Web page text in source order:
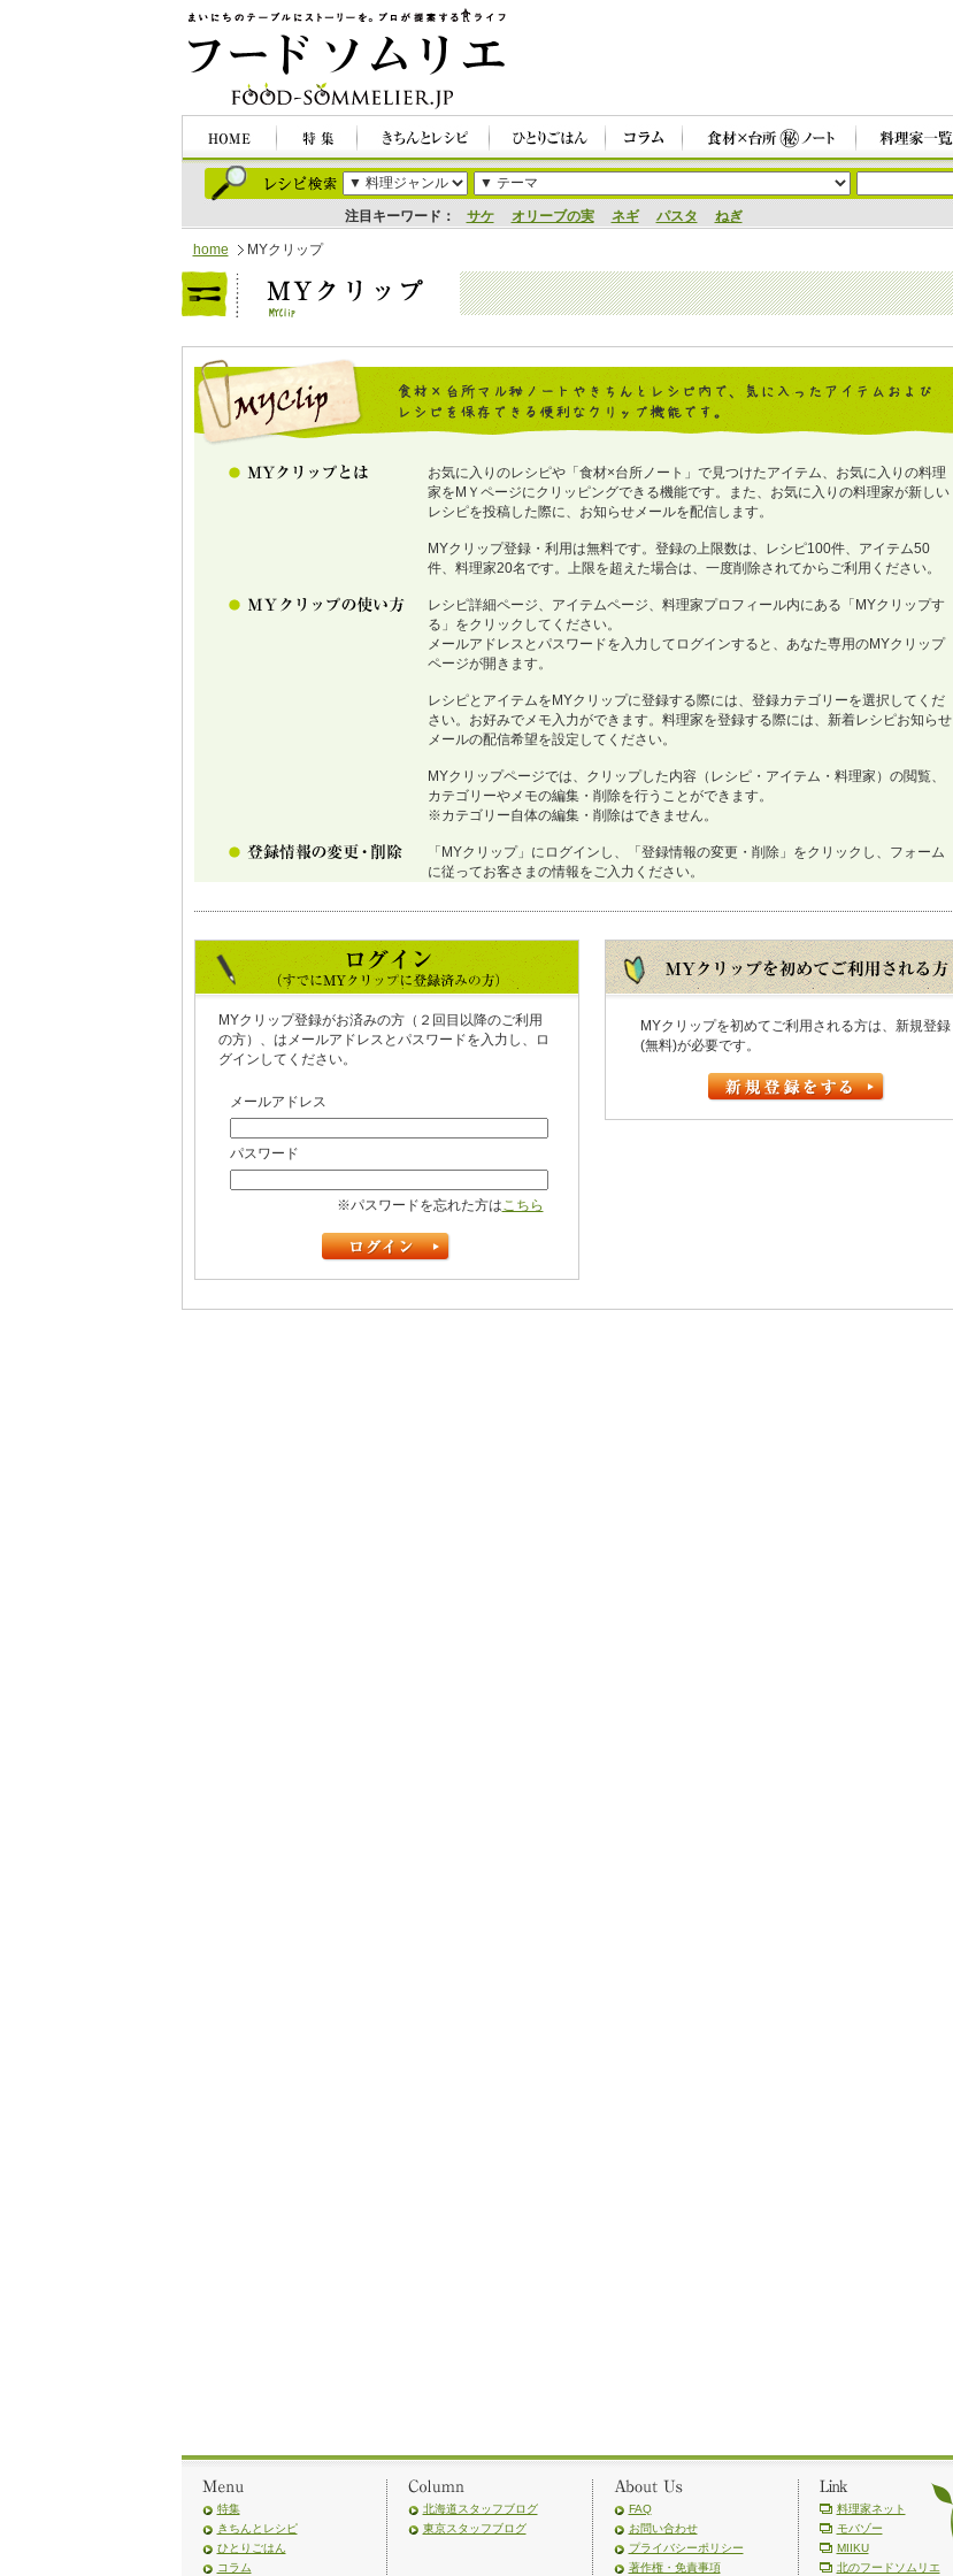
注目キーワード： サケ オリーブの実 ネギ パスタ ねぎ
home MYクリップ
お気に入りのレシピや「食材×台所ノート」で見つけたアイテム、お気に入りの料理
家をMＹページにクリッピングできる機能です。また、お気に入りの料理家が新しい
レシピを投稿した際に、お知らせメールを配信します。
MYクリップ登録・利用は無料です。登録の上限数は、レシピ100件、アイテム50
件、料理家20名です。上限を超えた場合は、一度削除されてからご利用ください。
レシピ詳細ページ、アイテムページ、料理家プロフィール内にある「MYクリップす
る」をクリックしてください。
メールアドレスとパスワードを入力してログインすると、あなた専用のMYクリップ
ページが開きます。
レシピとアイテムをMYクリップに登録する際には、登録カテゴリーを選択してくだ
さい。お好みでメモ入力ができます。料理家を登録する際には、新着レシピお知らせ
メールの配信希望を設定してください。
MYクリップページでは、クリップした内容（レシピ・アイテム・料理家）の閲覧、
カテゴリーやメモの編集・削除を行うことができます。
※カテゴリー自体の編集・削除はできません。
「MYクリップ」にログインし、「登録情報の変更・削除」をクリックし、フォーム
に従ってお客さまの情報をご入力ください。
MYクリップ登録がお済みの方（２回目以降のご利用
の方）、はメールアドレスとパスワードを入力し、ロ
グインしてください。
メールアドレス
パスワード
※パスワードを忘れた方はこちら
MYクリップを初めてご利用される方は、新規登録
(無料)が必要です。
特集
きちんとレシピ
ひとりごはん
コラム
北海道スタッフブログ
東京スタッフブログ
FAQ
お問い合わせ
プライバシーポリシー
著作権・免責事項
料理家ネット
モバゾー
MIIKU
北のフードソムリエ